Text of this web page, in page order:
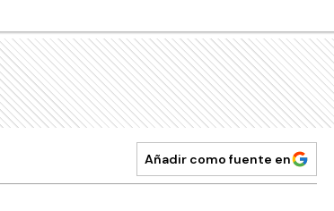
Añadir como fuente en